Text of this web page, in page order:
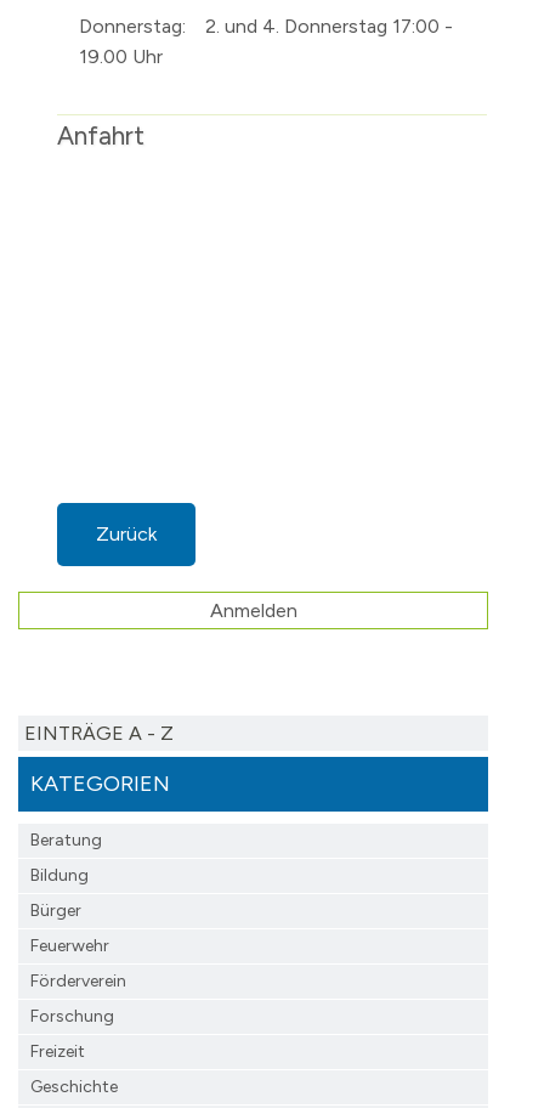
Donnerstag:
2. und 4. Donnerstag 17:00 -
19.00 Uhr
Anfahrt
Zurück
Anmelden
EINTRÄGE A - Z
KATEGORIEN
Beratung
Bildung
Bürger
Feuerwehr
Förderverein
Forschung
Freizeit
Geschichte